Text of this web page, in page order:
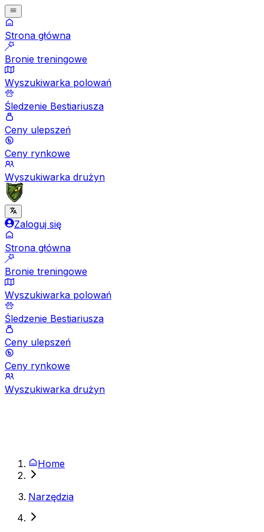
Strona główna
Bronie treningowe
Wyszukiwarka polowań
Śledzenie Bestiariusza
Ceny ulepszeń
Ceny rynkowe
Wyszukiwarka drużyn
Zaloguj się
Strona główna
Bronie treningowe
Wyszukiwarka polowań
Śledzenie Bestiariusza
Ceny ulepszeń
Ceny rynkowe
Wyszukiwarka drużyn
Home
Narzędzia